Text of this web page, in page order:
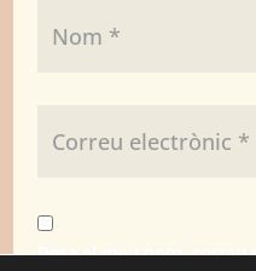
Desa el meu nom,